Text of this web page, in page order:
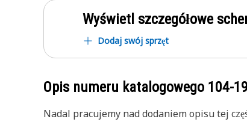
Wyświetl szczegółowe
Dodaj swój sprzęt
Opis numeru katalogowego 104-
Nadal pracujemy nad dodaniem opisu tej